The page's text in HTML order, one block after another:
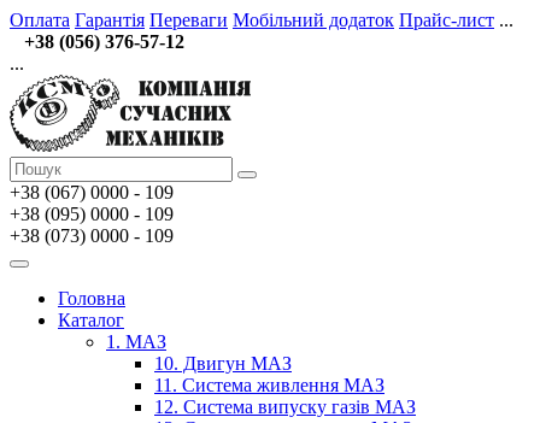
Оплата Гарантія Переваги Мобільний додаток Прайс-лист ...
+38 (056) 376-57-12
...
+38 (067) 0000 - 109
+38 (095) 0000 - 109
+38 (073) 0000 - 109
Головна
Каталог
1. МАЗ
10. Двигун МАЗ
11. Система живлення МАЗ
12. Система випуску газів МАЗ